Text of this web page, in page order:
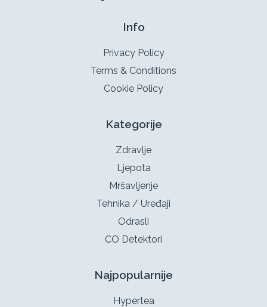
Info
Privacy Policy
Terms & Conditions
Cookie Policy
Kategorije
Zdravlje
Ljepota
Mršavljenje
Tehnika / Uređaji
Odrasli
CO Detektori
Najpopularnije
Hypertea